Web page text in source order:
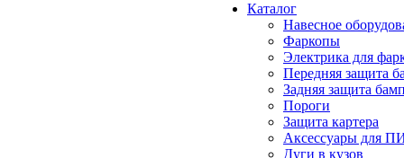
Каталог
Навесное
Фаркопы
Электрика для
Передняя защита
Задняя защита
Пороги
Защита картера
Аксессуары для
Дуги в кузов